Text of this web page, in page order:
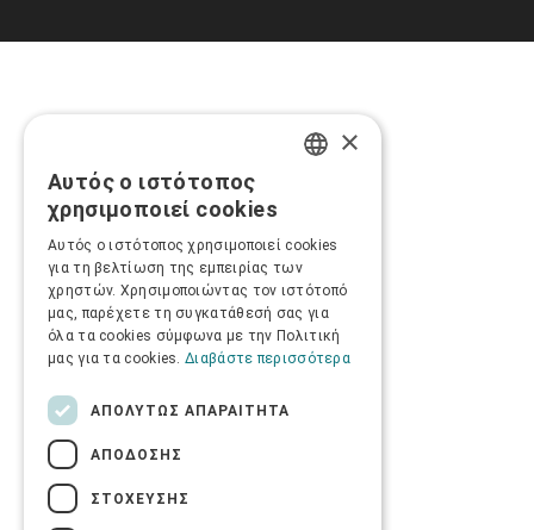
×
Αυτός ο ιστότοπος
χρησιμοποιεί cookies
Αυτός ο ιστότοπος χρησιμοποιεί cookies
για τη βελτίωση της εμπειρίας των
χρηστών. Χρησιμοποιώντας τον ιστότοπό
μας, παρέχετε τη συγκατάθεσή σας για
όλα τα cookies σύμφωνα με την Πολιτική
μας για τα cookies. Διαβάστε περισσότερα
ΑΠΟΛΎΤΩΣ ΑΠΑΡΑΊΤΗΤΑ
ΑΠΌΔΟΣΗΣ
ΣΤΌΧΕΥΣΗΣ